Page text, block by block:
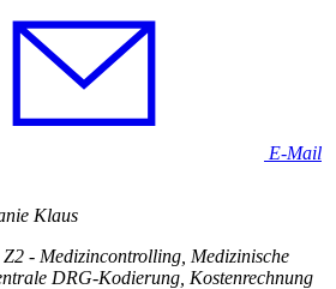
E-Mail
Klaus
- Medizincontrolling, Medizinische
DRG-Kodierung, Kostenrechnung